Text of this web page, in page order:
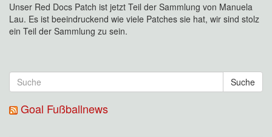
Unser Red Docs Patch ist jetzt Teil der Sammlung von Manuela
Lau. Es ist beeindruckend wie viele Patches sie hat, wir sind stolz
ein Teil der Sammlung zu sein.
Suche
Goal Fußballnews